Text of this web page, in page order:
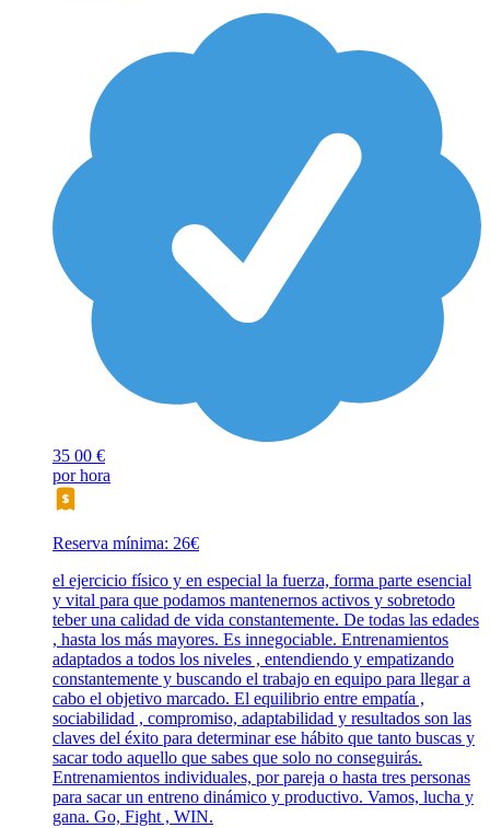
35 00 €
por hora
Reserva mínima: 26€
el ejercicio físico y en especial la fuerza, forma parte esencial
y vital para que podamos mantenernos activos y sobretodo
teber una calidad de vida constantemente. De todas las edades
, hasta los más mayores. Es innegociable. Entrenamientos
adaptados a todos los niveles , entendiendo y empatizando
constantemente y buscando el trabajo en equipo para llegar a
cabo el objetivo marcado. El equilibrio entre empatía ,
sociabilidad , compromiso, adaptabilidad y resultados son las
claves del éxito para determinar ese hábito que tanto buscas y
sacar todo aquello que sabes que solo no conseguirás.
Entrenamientos individuales, por pareja o hasta tres personas
para sacar un entreno dinámico y productivo. Vamos, lucha y
gana. Go, Fight , WIN.